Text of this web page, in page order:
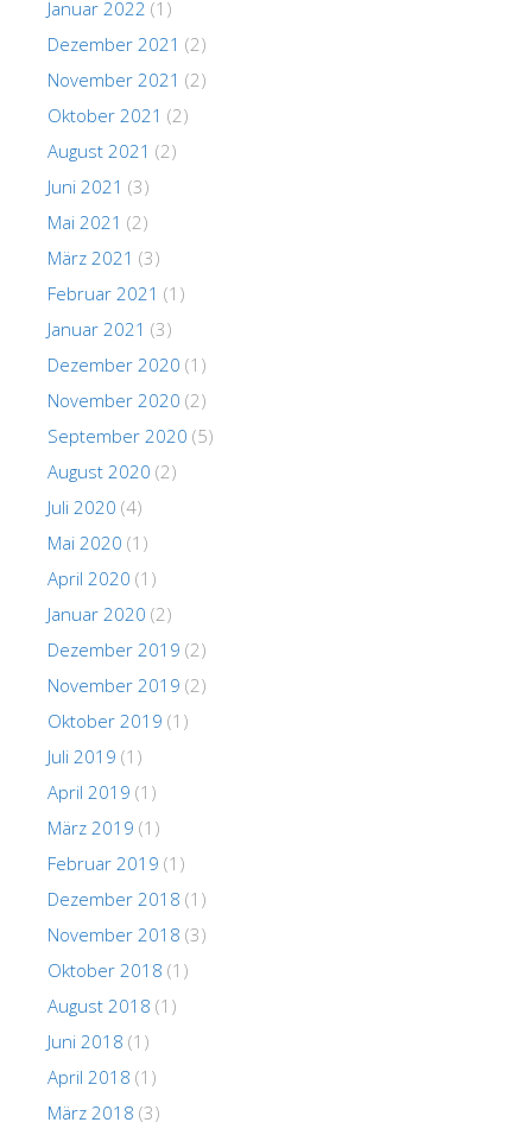
Januar 2022 (1)
Dezember 2021 (2)
November 2021 (2)
Oktober 2021 (2)
August 2021 (2)
Juni 2021 (3)
Mai 2021 (2)
März 2021 (3)
Februar 2021 (1)
Januar 2021 (3)
Dezember 2020 (1)
November 2020 (2)
September 2020 (5)
August 2020 (2)
Juli 2020 (4)
Mai 2020 (1)
April 2020 (1)
Januar 2020 (2)
Dezember 2019 (2)
November 2019 (2)
Oktober 2019 (1)
Juli 2019 (1)
April 2019 (1)
März 2019 (1)
Februar 2019 (1)
Dezember 2018 (1)
November 2018 (3)
Oktober 2018 (1)
August 2018 (1)
Juni 2018 (1)
April 2018 (1)
März 2018 (3)